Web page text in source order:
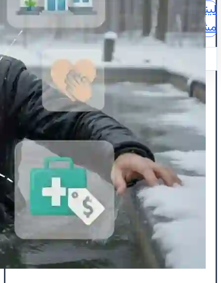
لینکدین اینستاگرام واتساپواتساپ
مشاوره نقشهایمیل